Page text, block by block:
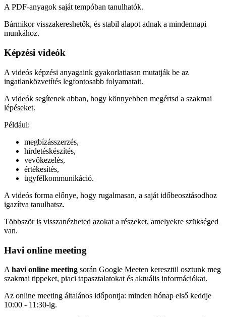
A PDF-anyagok saját tempóban tanulhatók.
Bármikor visszakereshetők, és stabil alapot adnak a mindennapi
munkához.
Képzési videók
A videós képzési anyagaink gyakorlatiasan mutatják be az
ingatlanközvetítés legfontosabb folyamatait.
A videók segítenek abban, hogy könnyebben megértsd a szakmai
lépéseket.
Például:
megbízásszerzés,
hirdetéskészítés,
vevőkezelés,
értékesítés,
ügyfélkommunikáció.
A videós forma előnye, hogy rugalmasan, a saját időbeosztásodhoz
igazítva tanulhatsz.
Többször is visszanézheted azokat a részeket, amelyekre szükséged
van.
Havi online meeting
A havi online meeting során Google Meeten keresztül osztunk meg
szakmai tippeket, piaci tapasztalatokat és aktuális információkat.
Az online meeting általános időpontja: minden hónap első keddje
10:00 - 11:30-ig.